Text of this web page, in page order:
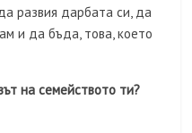
развия дарбата си, да
и да бъда, това, което
на семейството ти?